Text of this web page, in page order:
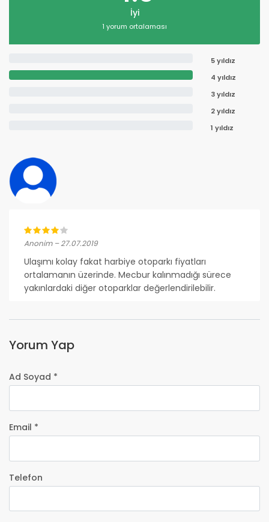
İyi
1 yorum ortalaması
5 yıldız
4 yıldız
3 yıldız
2 yıldız
1 yıldız
Anonim – 27.07.2019
Ulaşımı kolay fakat harbiye otoparkı fiyatları
ortalamanın üzerinde. Mecbur kalınmadığı sürece
yakınlardaki diğer otoparklar değerlendirilebilir.
Yorum Yap
Ad Soyad *
Email *
Telefon